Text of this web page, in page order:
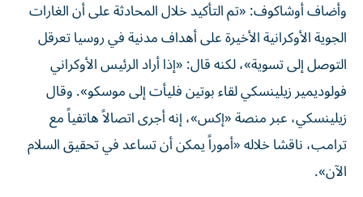
وأضاف أوشاكوف: «تم التأكيد خلال المحادثة على أن الغارات
الجوية الأوكرانية الأخيرة على أهداف مدنية في روسيا تعرقل
التوصل إلى تسوية»، لكنه قال: «إذا أراد الرئيس الأوكراني
فولوديمير زيلينسكي لقاء بوتين فليأت إلى موسكو». وقال
زيلينسكي، عبر منصة «إكس»، إنه أجرى اتصالاً هاتفياً مع
ترامب، ناقشا خلاله «أموراً يمكن أن تساعد في تحقيق السلام
الآن».